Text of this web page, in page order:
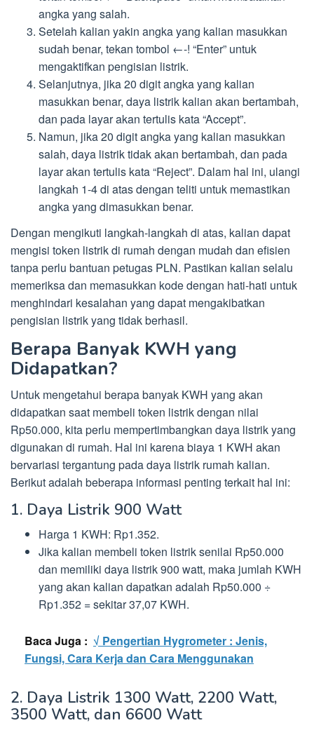
angka yang salah.
Setelah kalian yakin angka yang kalian masukkan
sudah benar, tekan tombol ←-! “Enter” untuk
mengaktifkan pengisian listrik.
Selanjutnya, jika 20 digit angka yang kalian
masukkan benar, daya listrik kalian akan bertambah,
dan pada layar akan tertulis kata “Accept”.
Namun, jika 20 digit angka yang kalian masukkan
salah, daya listrik tidak akan bertambah, dan pada
layar akan tertulis kata “Reject”. Dalam hal ini, ulangi
langkah 1-4 di atas dengan teliti untuk memastikan
angka yang dimasukkan benar.
Dengan mengikuti langkah-langkah di atas, kalian dapat
mengisi token listrik di rumah dengan mudah dan efisien
tanpa perlu bantuan petugas PLN. Pastikan kalian selalu
memeriksa dan memasukkan kode dengan hati-hati untuk
menghindari kesalahan yang dapat mengakibatkan
pengisian listrik yang tidak berhasil.
Berapa Banyak KWH yang
Didapatkan?
Untuk mengetahui berapa banyak KWH yang akan
didapatkan saat membeli token listrik dengan nilai
Rp50.000, kita perlu mempertimbangkan daya listrik yang
digunakan di rumah. Hal ini karena biaya 1 KWH akan
bervariasi tergantung pada daya listrik rumah kalian.
Berikut adalah beberapa informasi penting terkait hal ini:
1. Daya Listrik 900 Watt
Harga 1 KWH: Rp1.352.
Jika kalian membeli token listrik senilai Rp50.000
dan memiliki daya listrik 900 watt, maka jumlah KWH
yang akan kalian dapatkan adalah Rp50.000 ÷
Rp1.352 = sekitar 37,07 KWH.
Baca Juga : √ Pengertian Hygrometer : Jenis,
Fungsi, Cara Kerja dan Cara Menggunakan
2. Daya Listrik 1300 Watt, 2200 Watt,
3500 Watt, dan 6600 Watt